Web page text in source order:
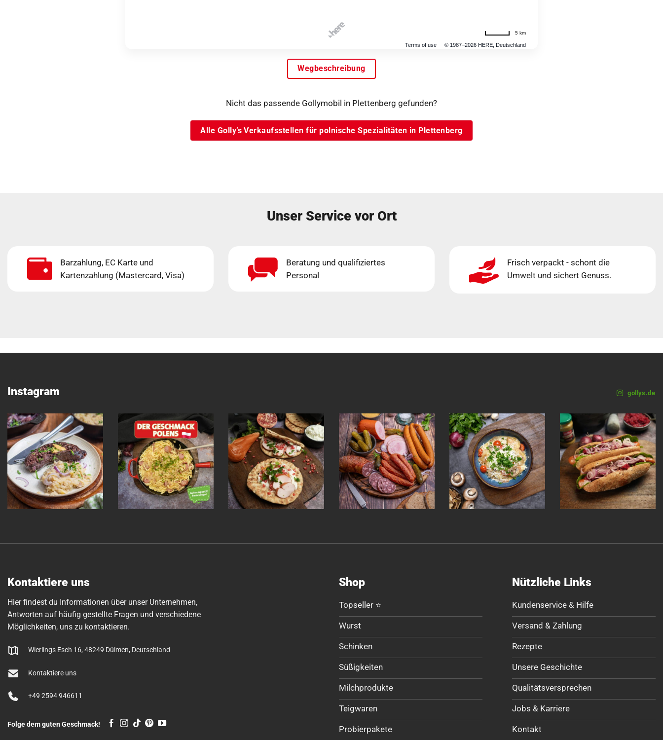
Terms of use © 1987–2026 HERE, Deutschland
5 km
Wegbeschreibung
Nicht das passende Gollymobil in Plettenberg gefunden?
Alle Golly’s Verkaufsstellen für polnische Spezialitäten in Plettenberg
Unser Service vor Ort
Barzahlung, EC Karte und
Kartenzahlung (Mastercard, Visa)
Beratung und qualifiziertes
Personal
Frisch verpackt - schont die
Umwelt und sichert Genuss.
Instagram gollys.de
Kontaktiere uns
Hier findest du Informationen über unser Unternehmen,
Antworten auf häufig gestellte Fragen und verschiedene
Möglichkeiten, uns zu kontaktieren.
Wierlings Esch 16, 48249 Dülmen, Deutschland
Kontaktiere uns
+49 2594 946611
Folge dem guten Geschmack!
Shop
Topseller ⭐
Wurst
Schinken
Süßigkeiten
Milchprodukte
Teigwaren
Probierpakete
Nützliche Links
Kundenservice & Hilfe
Versand & Zahlung
Rezepte
Unsere Geschichte
Qualitätsversprechen
Jobs & Karriere
Kontakt